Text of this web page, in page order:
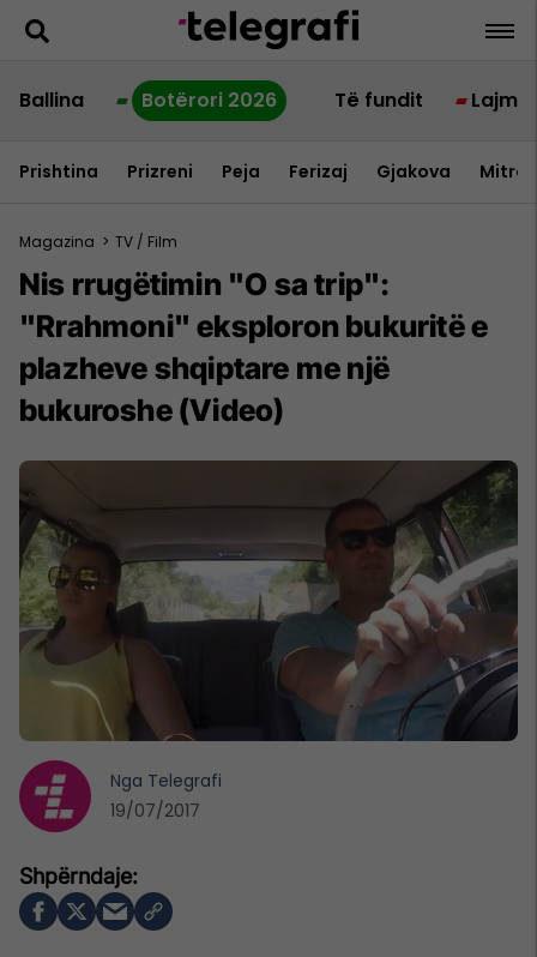
Ballina Botërori 2026 Të fundit Lajme
Prishtina Prizreni Peja Ferizaj Gjakova
Magazina > TV / Film
Nis rrugëtimin "O sa trip":
"Rrahmoni" eksploron bukuritë e
plazheve shqiptare me një
bukuroshe (Video)
Nga Telegrafi
19/07/2017